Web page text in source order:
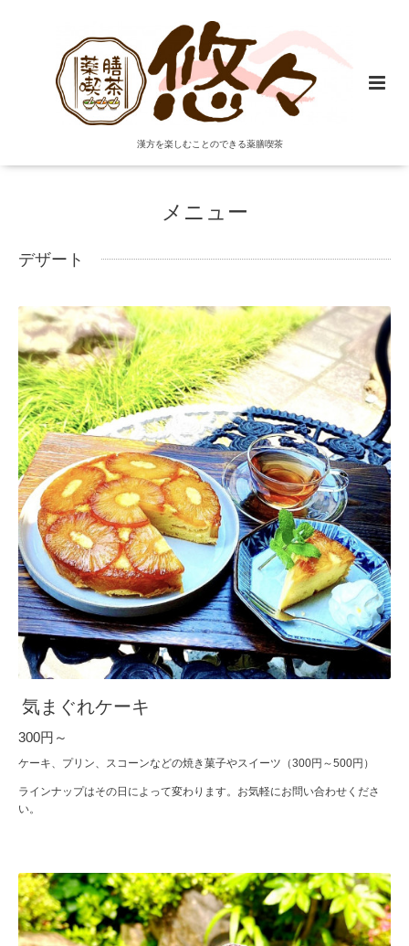
漢方を楽しむことのできる薬膳喫茶
メニュー
デザート
気まぐれケーキ
300円～
ケーキ、プリン、スコーンなどの焼き菓子やスイーツ（300円～500円）
ラインナップはその日によって変わります。お気軽にお問い合わせくださ
い。